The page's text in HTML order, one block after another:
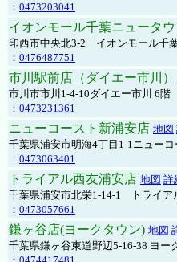
： 0473203041
イオンモール千葉ニュータ
印西市中央北3-2 イオンモール千
： 0476487751
市川駅前店（ダイエー市川）
市川市市川1-4-10ダイエー市川 6階
： 0473231361
ニューコースト新浦安店 地図
千葉県浦安市明海4丁目1-1ニュー
： 0473063401
トライアル西友浦安店 地図 詳
千葉県浦安市北栄1-14-1 トライア
： 0473057661
鎌ヶ谷店(ヨークタウン) 地図
千葉県鎌ヶ谷東道野辺5-16-38 ヨー